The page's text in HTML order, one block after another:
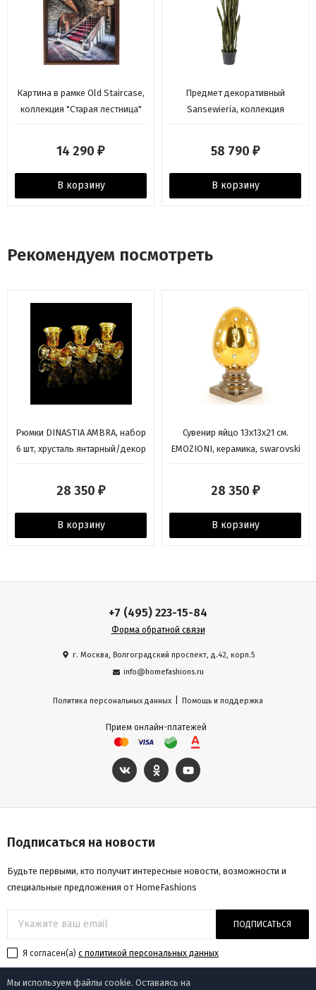
Картина в рамке Old Staircase,
коллекция "Cтарая лестница"
14 290 ₽
В корзину
Предмет декоративный
Sansewieria, коллекция
Бетон, Зеленый, Черный
58 790 ₽
В корзину
Рекомендуем посмотреть
Рюмки DINASTIA AMBRA, набор
6 шт, хрусталь янтарный/декор
28 350 ₽
В корзину
Сувенир яйцо 13х13х21 см.
EMOZIONI, керамика, swarovski
28 350 ₽
В корзину
+7 (495) 223-15-84
Форма обратной связи
г. Москва, Волгоградский проспект, д.42, корп.5
info@homefashions.ru
Политика персональных данных Помощь и поддержка
Прием онлайн-платежей
Подписаться на новости
Будьте первыми, кто получит интересные новости, возможности и
специальные предложения от HomeFashions
ПОДПИСАТЬСЯ
Я согласен(a) с политикой персональных данных
Мы используем файлы cookie. Оставаясь на